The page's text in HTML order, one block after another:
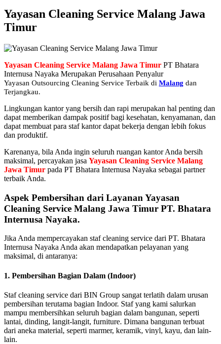
Yayasan Cleaning Service Malang Jawa
Timur
Yayasan Cleaning Service Malang Jawa Timur PT Bhatara
Internusa Nayaka Merupakan Perusahaan Penyalur
Yayasan Outsourcing Cleaning Service Terbaik di Malang dan
Terjangkau.
Lingkungan kantor yang bersih dan rapi merupakan hal penting dan
dapat memberikan dampak positif bagi kesehatan, kenyamanan, dan
dapat membuat para staf kantor dapat bekerja dengan lebih fokus
dan produktif.
Karenanya, bila Anda ingin seluruh ruangan kantor Anda bersih
maksimal, percayakan jasa Yayasan Cleaning Service Malang
Jawa Timur pada PT Bhatara Internusa Nayaka sebagai partner
terbaik Anda.
Aspek Pembersihan dari Layanan Yayasan
Cleaning Service Malang Jawa Timur PT. Bhatara
Internusa Nayaka.
Jika Anda mempercayakan staf cleaning service dari PT. Bhatara
Internusa Nayaka Anda akan mendapatkan pelayanan yang
maksimal, di antaranya:
1. Pembersihan Bagian Dalam (Indoor)
Staf cleaning service dari BIN Group sangat terlatih dalam urusan
pembersihan terutama bagian Indoor. Staf yang kami salurkan
mampu membersihkan seluruh bagian dalam bangunan, seperti
lantai, dinding, langit-langit, furniture. Dimana bangunan terbuat
dari aneka material, seperti marmer, keramik, vinyl, kayu, dan lain-
lain.